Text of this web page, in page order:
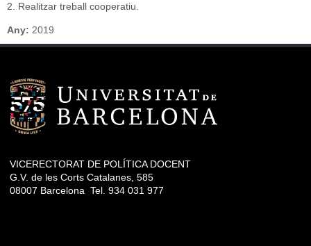
2. Realitzar treball cooperatiu.
Any: 2019
VICERECTORAT DE POLÍTICA DOCENT
G.V. de les Corts Catalanes, 585
08007 Barcelona Tel. 934 031 977